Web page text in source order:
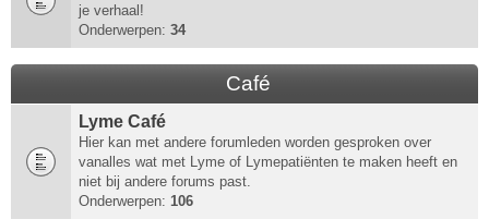
je verhaal!
Onderwerpen: 34
Café
Lyme Café
Hier kan met andere forumleden worden gesproken over
vanalles wat met Lyme of Lymepatiënten te maken heeft en
niet bij andere forums past.
Onderwerpen: 106